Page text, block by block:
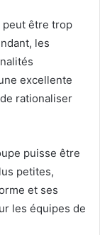
peut être trop
les
excellente
rationaliser
puisse être
petites,
et ses
les équipes de